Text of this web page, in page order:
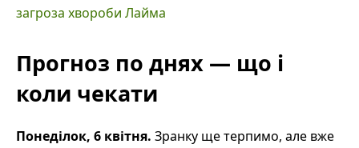
загроза хвороби Лайма
Прогноз по днях — що і
коли чекати
Понеділок, 6 квітня. Зранку ще терпимо, але вже